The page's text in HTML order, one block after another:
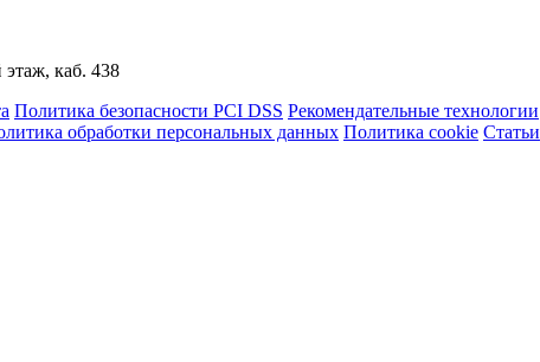
каб. 438
Политика безопасности PCI DSS Рекомендательные технологии
обработки персональных данных Политика cookie Статьи